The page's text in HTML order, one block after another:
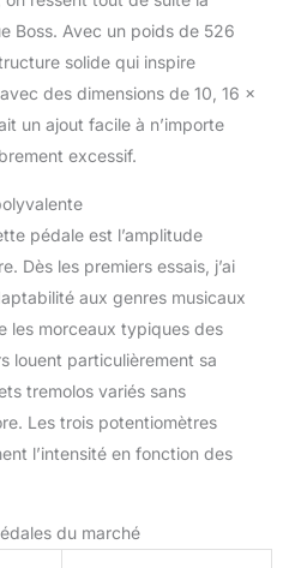
plus rapides que
PN-2 classique Le
Wave modifie
la forme d’onde LFO, de
Depth
la force de
Boss. Avec un poids de 526
solide qui inspire
des dimensions de 10, 16 x
un ajout facile à n’importe
excessif.
pédale est l’amplitude
Dès les premiers essais, j’ai
aux genres musicaux
les morceaux typiques des
louent particulièrement sa
tremolos variés sans
Les trois potentiomètres
l’intensité en fonction des
du marché